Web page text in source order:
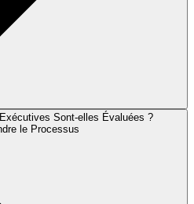
Sont-elles Évaluées ?
le Processus